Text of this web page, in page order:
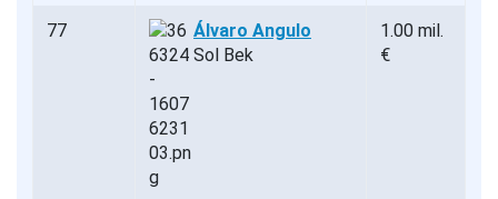
77
Álvaro Angulo
Sol Bek
1.00 mil.
€